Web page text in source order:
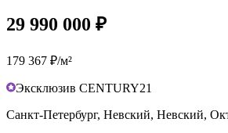
29 990 000 ₽
179 367 ₽/м²
Эксклюзив CENTURY21
Санкт-Петербург, Невский, Невский,